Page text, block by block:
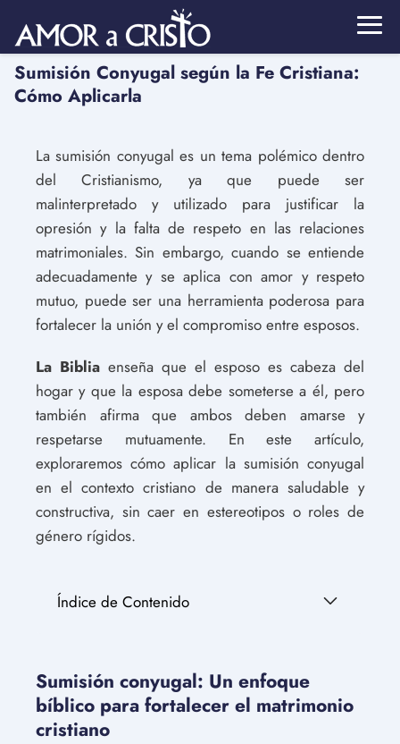
Sumisión Conyugal según la Fe Cristiana:
Cómo Aplicarla
La sumisión conyugal es un tema polémico dentro
del Cristianismo, ya que puede ser
malinterpretado y utilizado para justificar la
opresión y la falta de respeto en las relaciones
matrimoniales. Sin embargo, cuando se entiende
adecuadamente y se aplica con amor y respeto
mutuo, puede ser una herramienta poderosa para
fortalecer la unión y el compromiso entre esposos.
La Biblia enseña que el esposo es cabeza del
hogar y que la esposa debe someterse a él, pero
también afirma que ambos deben amarse y
respetarse mutuamente. En este artículo,
exploraremos cómo aplicar la sumisión conyugal
en el contexto cristiano de manera saludable y
constructiva, sin caer en estereotipos o roles de
género rígidos.
Índice de Contenido
Sumisión conyugal: Un enfoque
bíblico para fortalecer el matrimonio
cristiano